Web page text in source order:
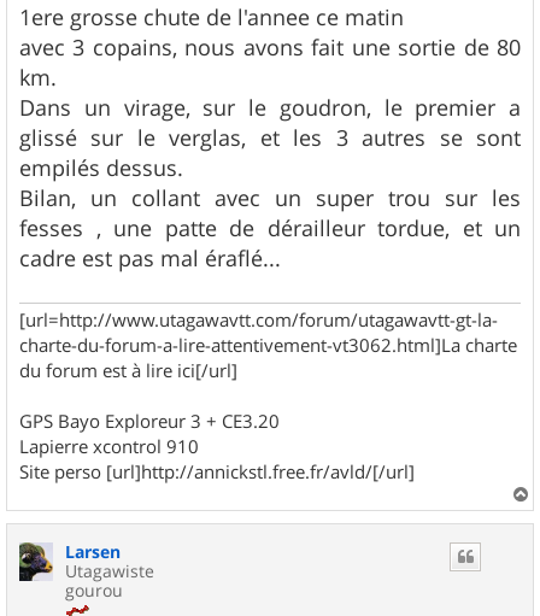
s
s
a
g
e
1ere grosse chute de l'annee ce matin
avec 3 copains, nous avons fait une sortie de 80
km.
Dans un virage, sur le goudron, le premier a
glissé sur le verglas, et les 3 autres se sont
empilés dessus.
Bilan, un collant avec un super trou sur les
fesses , une patte de dérailleur tordue, et un
cadre est pas mal éraflé...
[url=http://www.utagawavtt.com/forum/utagawavtt-gt-la-
charte-du-forum-a-lire-attentivement-vt3062.html]La charte
du forum est à lire ici[/url]
GPS Bayo Exploreur 3 + CE3.20
Lapierre xcontrol 910
Site perso [url]http://annickstl.free.fr/avld/[/url]
a
Larsen
Utagawiste
gourou